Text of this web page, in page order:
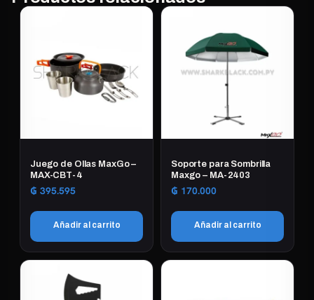
Juego de Ollas MaxGo –
MAX-CBT-4
₲ 395.595
Añadir al carrito
Soporte para Sombrilla
Maxgo – MA-2403
₲ 170.000
Añadir al carrito